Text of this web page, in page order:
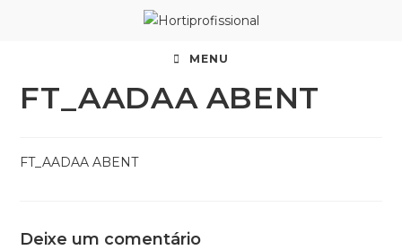
MENU
FT_AADAA ABENT
FT_AADAA ABENT
Deixe um comentário